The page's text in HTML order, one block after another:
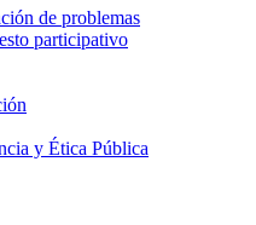
de problemas
participativo​
y Ética Pública